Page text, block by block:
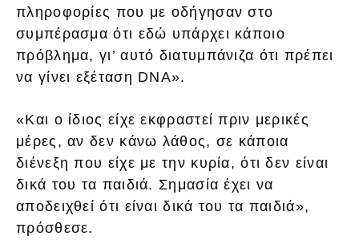
πληροφορίες που με οδήγησαν στο
συμπέρασμα ότι εδώ υπάρχει κάποιο
πρόβλημα, γι’ αυτό διατυμπάνιζα ότι πρέπει
να γίνει εξέταση DNA».
«Και ο ίδιος είχε εκφραστεί πριν μερικές
μέρες, αν δεν κάνω λάθος, σε κάποια
διένεξη που είχε με την κυρία, ότι δεν είναι
δικά του τα παιδιά. Σημασία έχει να
αποδειχθεί ότι είναι δικά του τα παιδιά»,
πρόσθεσε.